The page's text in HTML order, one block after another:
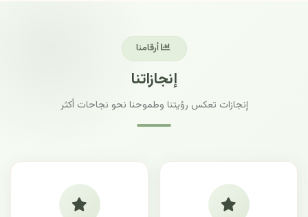
أرقامنا
إنجازاتنا
إنجازات تعكس رؤيتنا وطموحنا نحو نجاحات أكثر